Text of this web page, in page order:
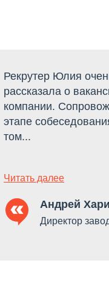
Рекрутер Юлия
рассказала о
компании.
этапе
том...
Читать далее
Андрей
Директор